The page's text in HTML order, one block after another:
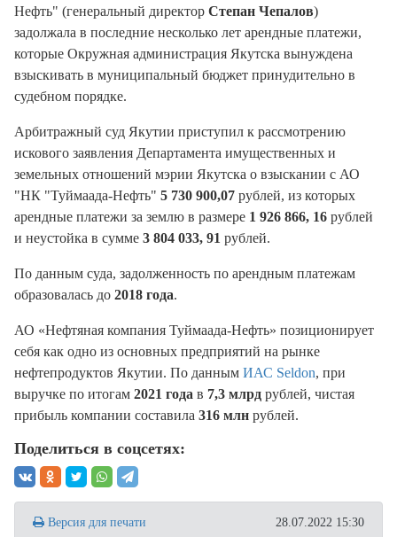
Нефть" (генеральный директор Степан Чепалов)
задолжала в последние несколько лет арендные платежи,
которые Окружная администрация Якутска вынуждена
взыскивать в муниципальный бюджет принудительно в
судебном порядке.
Арбитражный суд Якутии приступил к рассмотрению
искового заявления Департамента имущественных и
земельных отношений мэрии Якутска о взыскании с АО
"НК "Туймаада-Нефть" 5 730 900,07 рублей, из которых
арендные платежи за землю в размере 1 926 866, 16 рублей
и неустойка в сумме 3 804 033, 91 рублей.
По данным суда, задолженность по арендным платежам
образовалась до 2018 года.
АО «Нефтяная компания Туймаада-Нефть» позиционирует
себя как одно из основных предприятий на рынке
нефтепродуктов Якутии. По данным ИАС Seldon, при
выручке по итогам 2021 года в 7,3 млрд рублей, чистая
прибыль компании составила 316 млн рублей.
Поделиться в соцсетях:
Версия для печати 28.07.2022 15:30